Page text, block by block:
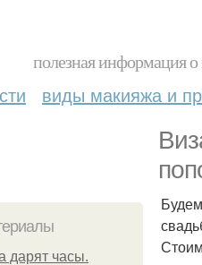
полезная информация
виды макияжа и
дарят часы.